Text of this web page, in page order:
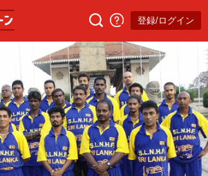
登録/ログイン